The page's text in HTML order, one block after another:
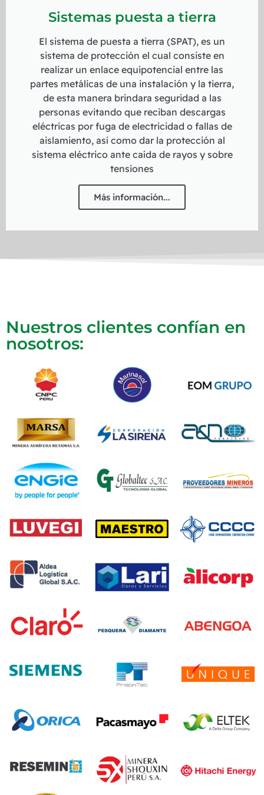
Sistemas puesta a tierra
El sistema de puesta a tierra (SPAT), es un
sistema de protección el cual consiste en
realizar un enlace equipotencial entre las
partes metálicas de una instalación y la tierra,
de esta manera brindara seguridad a las
personas evitando que reciban descargas
eléctricas por fuga de electricidad o fallas de
aislamiento, así como dar la protección al
sistema eléctrico ante caída de rayos y sobre
tensiones
Más información...
Nuestros clientes confían en
nosotros: